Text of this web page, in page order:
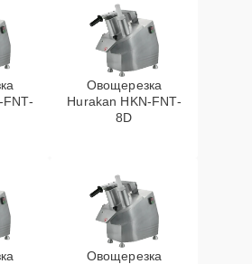
FNT-
Овощерезка
Hurakan HKN-FNT-
8D
Овощерезка